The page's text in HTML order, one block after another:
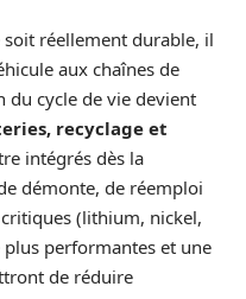
réellement durable, il
aux chaînes de
du cycle de vie devient
recyclage et
intégrés dès la
démonte, de réemploi
(lithium, nickel,
performantes et une
de réduire